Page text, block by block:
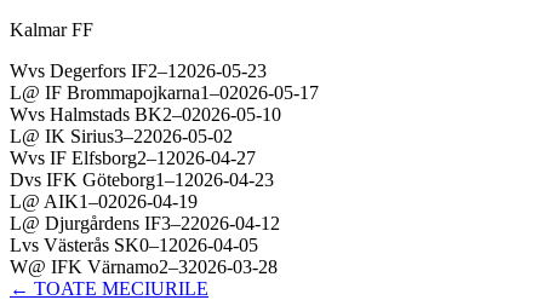
Kalmar FF
Wvs Degerfors IF2–1 2026-05-23
L@ IF Brommapojkarna1–02026-05-17
Wvs Halmstads BK2–02026-05-10
L@ IK Sirius3–22026-05-02
Wvs IF Elfsborg2–1 2026-04-27
Dvs IFK Göteborg1–1 2026-04-23
L@ AIK1–02026-04-19
L@ Djurgårdens IF3–22026-04-12
Lvs Västerås SK0–1 2026-04-05
W@ IFK Värnamo2–32026-03-28
← TOATE MECIURILE